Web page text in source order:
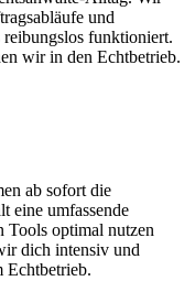
und
reibungslos funktioniert.
wir in den Echtbetrieb.
ab sofort die
eine umfassende
Tools optimal nutzen
dich intensiv und
Echtbetrieb.